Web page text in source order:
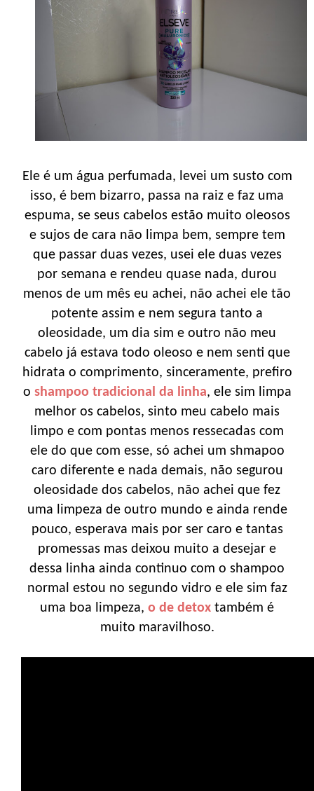
Ele é um água perfumada, levei um susto com
isso, é bem bizarro, passa na raiz e faz uma
espuma, se seus cabelos estão muito oleosos
e sujos de cara não limpa bem, sempre tem
que passar duas vezes, usei ele duas vezes
por semana e rendeu quase nada, durou
menos de um mês eu achei, não achei ele tão
potente assim e nem segura tanto a
oleosidade, um dia sim e outro não meu
cabelo já estava todo oleoso e nem senti que
hidrata o comprimento, sinceramente, prefiro
o shampoo tradicional da linha, ele sim limpa
melhor os cabelos, sinto meu cabelo mais
limpo e com pontas menos ressecadas com
ele do que com esse, só achei um shmapoo
caro diferente e nada demais, não segurou
oleosidade dos cabelos, não achei que fez
uma limpeza de outro mundo e ainda rende
pouco, esperava mais por ser caro e tantas
promessas mas deixou muito a desejar e
dessa linha ainda continuo com o shampoo
normal estou no segundo vidro e ele sim faz
uma boa limpeza, o de detox também é
muito maravilhoso.